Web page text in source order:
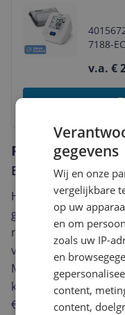
de
(22-
7188-
v.a. €
Reviews
Er zijn nog geen
Heb jij dit product in
geven? Start dan
review. Afhankelijk
van een review
Met jouw mening
keuze te maken én
€250,-!
Klik hier voor
gegevens
Wij en onze
vergelijkbare
op uw
en om
zoals uw IP-
en
content,
content,